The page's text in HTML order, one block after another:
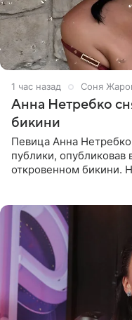
1 час назад Соня
Анна Нетребко
бикини
Певица Анна
публики,
откровенном бикини.